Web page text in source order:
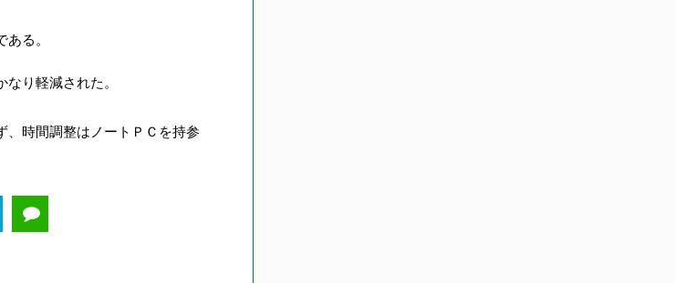
る。
り軽減された。
、時間調整はノートＰＣを持参